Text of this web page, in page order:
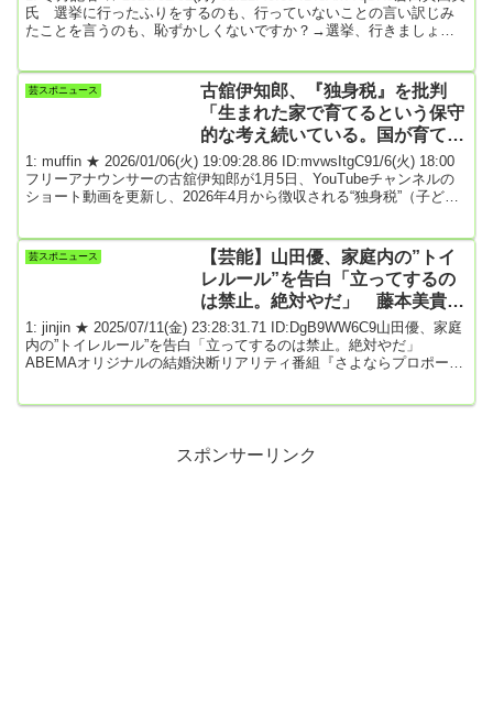
氏 選挙に行ったふりをするのも、行っていないことの言い訳じみ
たことを言うのも、恥ずかしくないですか？→選挙、行きましょう
た？」などという会話の際、行ったふりをするのも、行っていない
ことの言い訳じみたことを言うのも、恥ずかしくないですか？選
挙、行きましょう」と投稿。別のＸで「『...
芸スポニュース
古舘伊知郎、『独身税』を批判
「生まれた家で育てるという保守
的な考え続いている。国が育てる
という思想やらねば少子化止まら
ない」
1: muffin ★ 2026/01/06(火) 19:09:28.86 ID:mvwsItgC91/6(火) 18:00
フリーアナウンサーの古舘伊知郎が1月5日、YouTubeチャンネルの
ショート動画を更新し、2026年4月から徴収される“独身税”（子ど
っています」と断じた。続けて「例えば年収800万円の人がいるとし
て、その人は月あたり767円徴収される。収入によって開き...
芸スポニュース
【芸能】山田優、家庭内の”トイ
レルール”を告白「立ってするの
は禁止。絶対やだ」 藤本美貴
「私も旦那さんに座ってしてっ
て」
1: jinjin ★ 2025/07/11(金) 23:28:31.71 ID:DgB9WW6C9山田優、家庭
内の”トイレルール”を告白「立ってするのは禁止。絶対やだ」
ABEMAオリジナルの結婚決断リアリティ番組『さよならプロポーズ
スポンサーリンク